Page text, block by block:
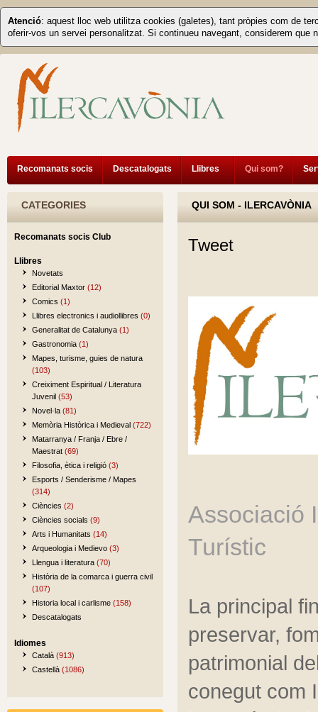
Atenció: aquest lloc web utilitza cookies (galetes), tant pròpies com de
oferir-vos un servei personalitzat. Si continueu navegant, considerem que
Recomanats socis Descatalogats Llibres Qui som?
CATEGORIES
Recomanats socis Club
Llibres
Novetats
Editorial Maxtor (12)
Comics (1)
Llibres electronics i audiollibres (0)
Generalitat de Catalunya (1)
Gastronomia (1)
Mapes, turisme, guies de natura
(103)
Creiximent Espiritual / Literatura
Juvenil (53)
Novel·la (81)
Memòria Històrica i Medieval (722)
Matarranya / Franja / Ebre /
Maestrat (69)
Filosofia, ètica i religió (3)
Esports / Senderisme / Mapes
(314)
Ciències (2)
Ciències socials (9)
Arts i Humanitats (14)
Arqueologia i Medievo (3)
Llengua i literatura (70)
Història de la comarca i guerra civil
(107)
Historia local i carlisme (158)
Descatalogats
Idiomes
Català (913)
Castellà (1086)
QUI SOM - ILERCAVÒNIA
Tweet
Associació
Turístic
La principal
preservar,
patrimonial
conegut com